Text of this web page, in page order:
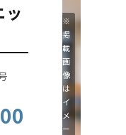
ッ
※
掲
載
画
像
は
イ
メ
ー